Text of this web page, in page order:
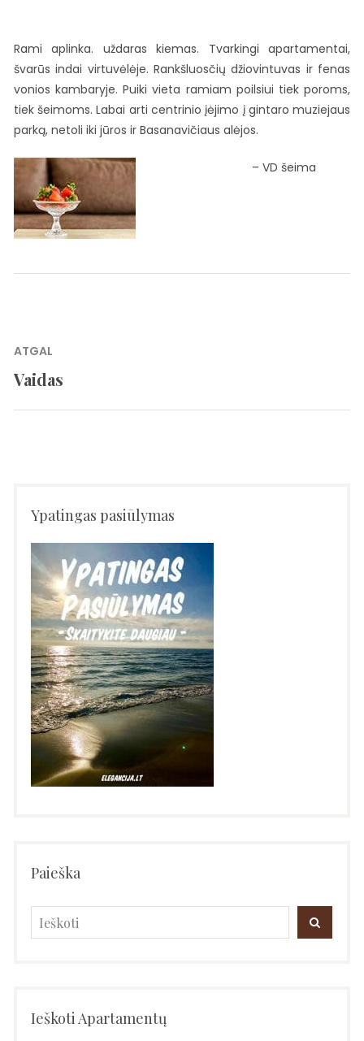
Rami aplinka. uždaras kiemas. Tvarkingi apartamentai,
švarūs indai virtuvėlėje. Rankšluosčių džiovintuvas ir fenas
vonios kambaryje. Puiki vieta ramiam poilsiui tiek poroms,
tiek šeimoms. Labai arti centrinio įėjimo į gintaro muziejaus
parką, netoli iki jūros ir Basanavičiaus alėjos.
VD šeima
Navigacija
tarp
ATGAL
Previous
Vaidas
Ypatingas pasiūlymas
Paieška
Search
for:
SEARCH
Ieškoti Apartamentų